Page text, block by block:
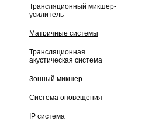
Трансляционный микшер-
усилитель
Матричные системы
Трансляционная
акустическая система
Зонный микшер
Система оповещения
IP система